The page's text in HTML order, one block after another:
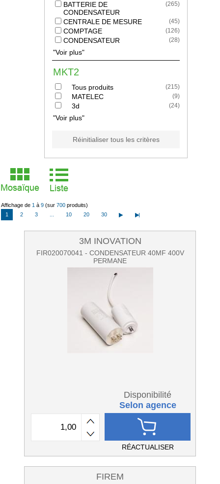
BATTERIE DE
CONDENSATEUR
(265)
CENTRALE DE MESURE (45)
COMPTAGE (126)
CONDENSATEUR (28)
"Voir plus"
MKT2
Tous produits (215)
MATELEC (9)
3d (24)
"Voir plus"
Réinitialiser tous les critères
Affichage de 1 à 9 (sur 700 produits)
1
2 3 10 20 30
3M INOVATION
FIR020070041 - CONDENSATEUR 40MF 400V
PERMANE
Disponibilité
Selon agence
RÉACTUALISER
FIREM